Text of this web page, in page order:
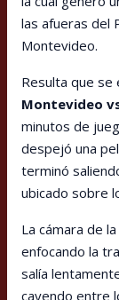
las afueras del
Montevideo.
Resulta que se
Montevideo
minutos de
despejó una
terminó
ubicado sobre
La cámara de
enfocando la
salía
cayendo entre